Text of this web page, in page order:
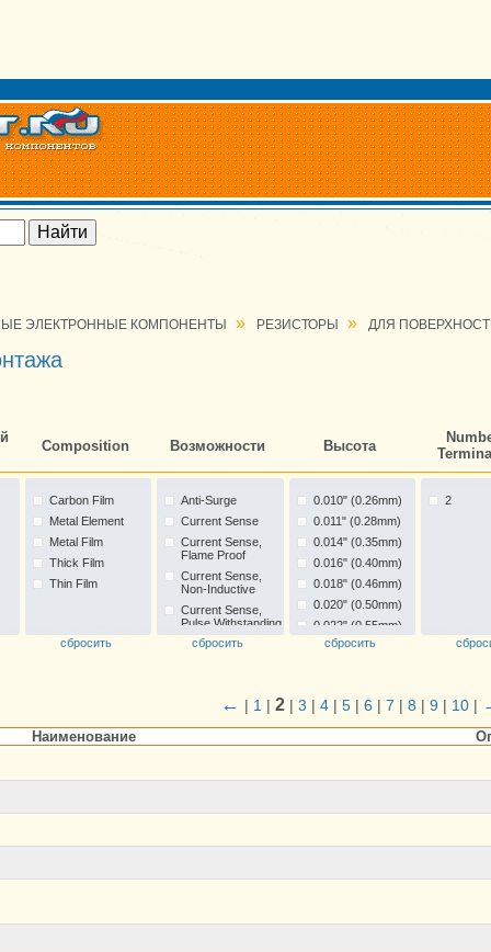
ЭЛЕКТРОННЫЕ КОМПОНЕНТЫ » РЕЗИСТОРЫ » ДЛЯ
Composition Возможности Высота
Carbon Film
Metal Element
Metal Film
Thick Film
Thin Film
Anti-Surge
Current Sense
Current Sense,
Flame Proof
Current Sense,
Non-Inductive
Current Sense,
Pulse Withstanding
Pulse Withstanding
0.010" (0.26mm)
0.011" (0.28mm)
0.014" (0.35mm)
0.016" (0.40mm)
0.018" (0.46mm)
0.020" (0.50mm)
0.022" (0.55mm)
0.022" (0.57mm)
0.028" (0.70mm)
0.030" (0.75mm)
0.031" (0.80mm)
0.120" (3.05mm)
2
сбросить сбросить сбросить
← | 1 | 2| 3 | 4| 5| 6 | 7 | 8 | 9 | 10|
Наименование